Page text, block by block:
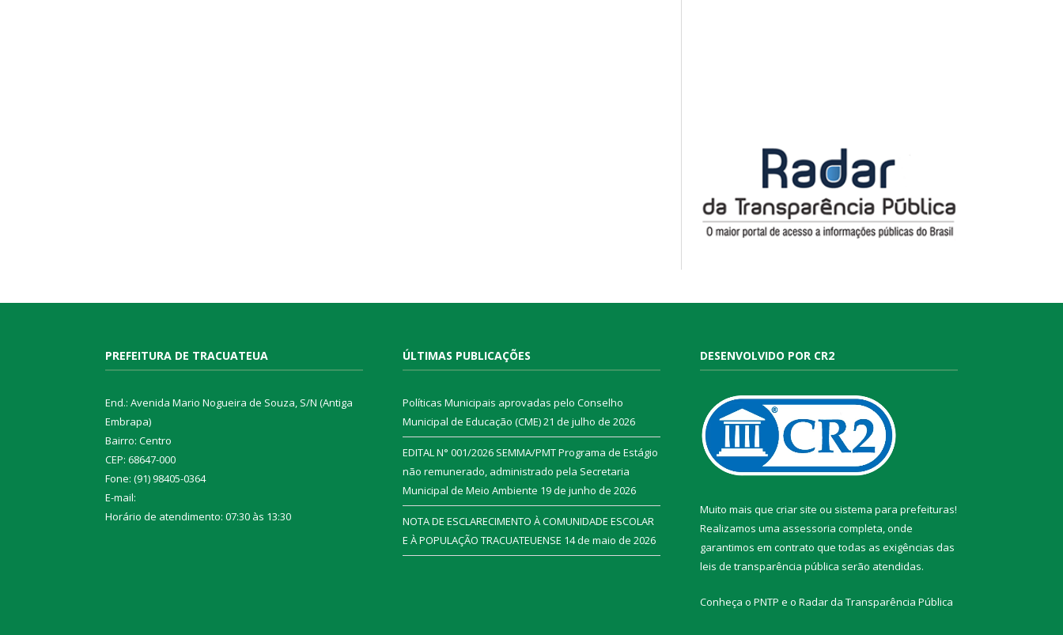
PREFEITURA DE TRACUATEUA
End.: Avenida Mario Nogueira de Souza, S/N (Antiga
Embrapa)
Bairro: Centro
CEP: 68647-000
Fone: (91) 98405-0364
E-mail:
Horário de atendimento: 07:30 às 13:30
ÚLTIMAS PUBLICAÇÕES
Políticas Municipais aprovadas pelo Conselho
Municipal de Educação (CME)21 de julho de 2026
EDITAL N° 001/2026 SEMMA/PMT Programa de Estágio
não remunerado, administrado pela Secretaria
Municipal de Meio Ambiente 19 de junho de 2026
NOTA DE ESCLARECIMENTO À COMUNIDADE ESCOLAR
E À POPULAÇÃO TRACUATEUENSE 14 de maio de 2026
DESENVOLVIDO POR CR2
Muito mais que criar site ou sistema para prefeituras!
Realizamos uma assessoria completa, onde
garantimos em contrato que todas as exigências das
leis de transparência pública serão atendidas.
Conheça o PNTP e o Radar da Transparência Pública